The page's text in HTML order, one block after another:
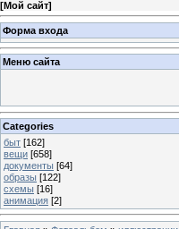
[Мой сайт]
Форма входа
Меню сайта
Categories
быт [162]
вещи [658]
документы [64]
образы [122]
схемы [16]
анимация [2]